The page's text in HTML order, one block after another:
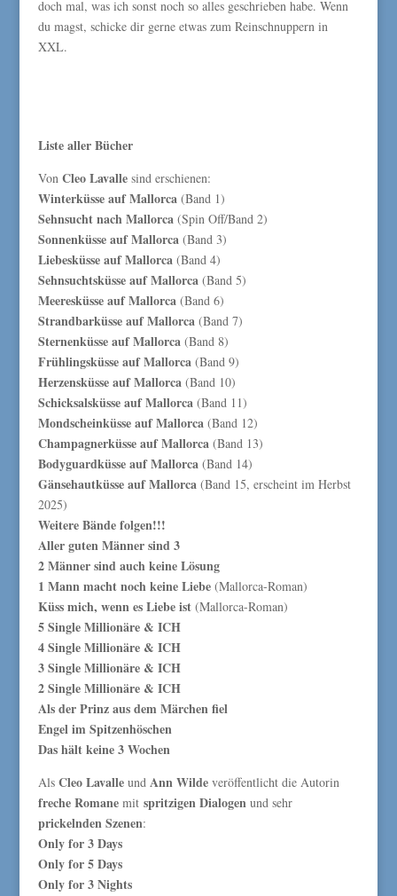
doch mal, was ich sonst noch so alles geschrieben habe. Wenn
du magst, schicke dir gerne etwas zum Reinschnuppern in
XXL.
Liste aller Bücher
VonCleo Lavalle sind erschienen:
Winterküsse auf Mallorca (Band 1)
Sehnsucht nach Mallorca (Spin Off/Band 2)
Sonnenküsse auf Mallorca (Band 3)
Liebesküsse auf Mallorca (Band 4)
Sehnsuchtsküsse auf Mallorca (Band 5)
Meeresküsse auf Mallorca (Band 6)
Strandbarküsse auf Mallorca(Band 7)
Sternenküsse auf Mallorca(Band 8)
Frühlingsküsse auf Mallorca (Band 9)
Herzensküsse auf Mallorca(Band 10)
Schicksalsküsse auf Mallorca(Band 11)
Mondscheinküsse auf Mallorca(Band 12)
Champagnerküsse auf Mallorca(Band 13)
Bodyguardküsse auf Mallorca(Band 14)
Gänsehautküsse auf Mallorca(Band 15, erscheint im Herbst
2025)
Weitere Bände folgen!!!
Aller guten Männer sind 3
2 Männer sind auch keine Lösung
1 Mann macht noch keine Liebe (Mallorca-Roman)
Küss mich, wenn es Liebe ist (Mallorca-Roman)
5 Single Millionäre & ICH
4 Single Millionäre & ICH
3 Single Millionäre & ICH
2 Single Millionäre & ICH
Als der Prinz aus dem Märchen fiel
Engel im Spitzenhöschen
Das hält keine 3 Wochen
Als Cleo LavalleundAnn Wildeveröffentlicht die Autorin
freche Romanemit spritzigen Dialogenund sehr
prickelnden Szenen:
Only for 3 Days
Only for 5 Days
Only for 3 Nights